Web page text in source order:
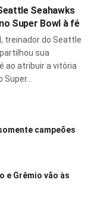
Seahawks
Super Bowl à fé
treinador do Seattle
sua
ao atribuir a vitória
Super...
campeões
e Grêmio vão às